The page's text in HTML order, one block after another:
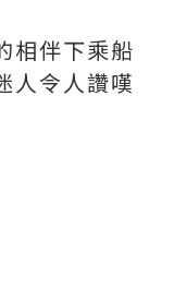
相伴下乘船
人令人讚嘆